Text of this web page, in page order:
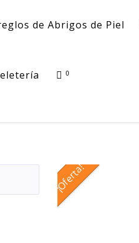
de Abrigos de Piel
0
¡Oferta!